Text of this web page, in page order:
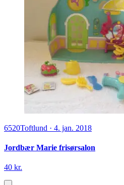
6520Toftlund · 4. jan. 2018
Jordbær Marie frisørsalon
40 kr.